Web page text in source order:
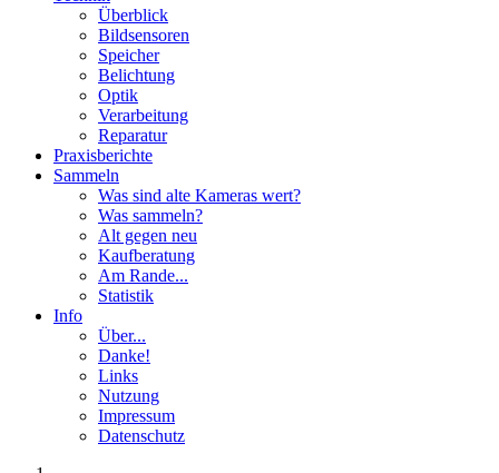
Überblick
Bildsensoren
Speicher
Belichtung
Optik
Verarbeitung
Reparatur
Praxisberichte
Sammeln
Was sind alte Kameras wert?
Was sammeln?
Alt gegen neu
Kaufberatung
Am Rande...
Statistik
Info
Über...
Danke!
Links
Nutzung
Impressum
Datenschutz